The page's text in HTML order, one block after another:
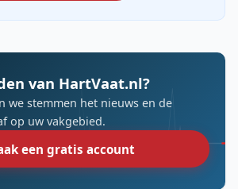
van HartVaat.nl?
we stemmen het nieuws en de
op uw vakgebied.
een gratis account